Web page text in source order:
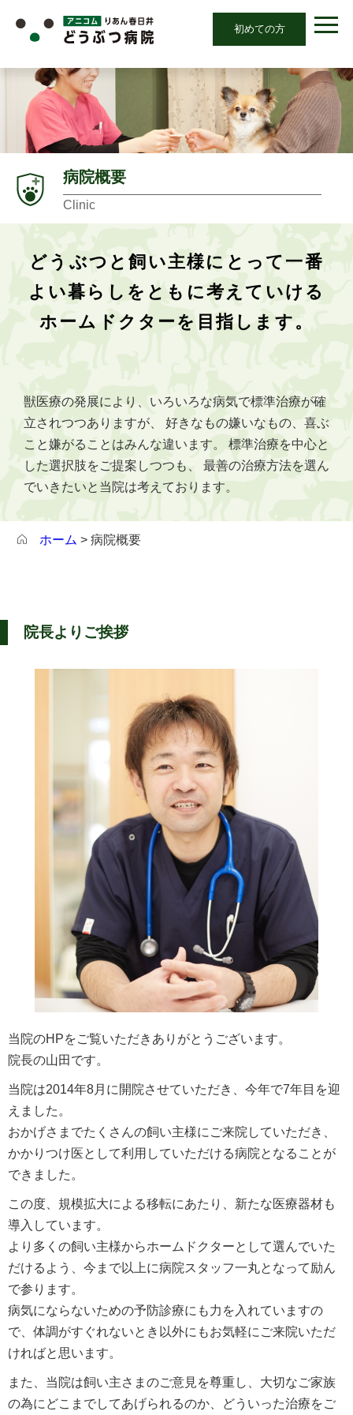
初めての方
病院概要
Clinic
どうぶつと飼い主様にとって一番
よい暮らしを ともに考えていける
ホームドクターを目指します。
獣医療の発展により、いろいろな病気で標準治療が確
立されつつありますが、
好きなもの嫌いなもの、喜ぶ
こと嫌がることはみんな違います。
標準治療を中心と
した選択肢をご提案しつつも、
最善の治療方法を選ん
でいきたいと当院は考えております。
ホーム > 病院概要
院長よりご挨拶
当院のHPをご覧いただきありがとうございます。
院長の山田です。
当院は2014年8月に開院させていただき、今年で7年目を迎
えました。
おかげさまでたくさんの飼い主様にご来院していただき、
かかりつけ医として利用していただける病院となることが
できました。
この度、規模拡大による移転にあたり、新たな医療器材も
導入しています。
より多くの飼い主様からホームドクターとして選んでいた
だけるよう、今まで以上に病院スタッフ一丸となって励ん
で参ります。
病気にならないための予防診療にも力を入れていますの
で、体調がすぐれないとき以外にもお気軽にご来院いただ
ければと思います。
また、当院は飼い主さまのご意見を尊重し、大切なご家族
の為にどこまでしてあげられるのか、どういった治療をご